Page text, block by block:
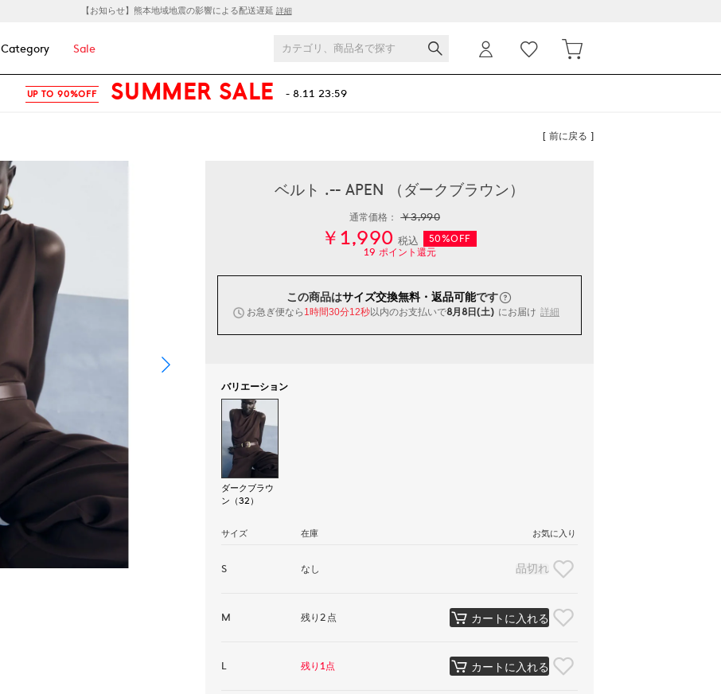
【お知らせ】熊本地域地震の影響による配送遅延 詳細
Category Sale
UP TO 90%OFF SUMMER SALE - 8.11 23:59
[ 前に戻る ]
ベルト .-- APEN （ダークブラウン）
通常価格：￥3,990
￥1,990 税込
50%OFF
19 ポイント還元
この商品はサイズ交換無料・返品可能です
お急ぎ便なら 1時間30分11秒以内のお支払いで8月8日(土) にお届け 詳細
バリエーション
ダークブラウ
ン（32）
サイズ 在庫 お気に入り
S なし 品切れ
M 残り2点 カートに入れる
L 残り1点 カートに入れる